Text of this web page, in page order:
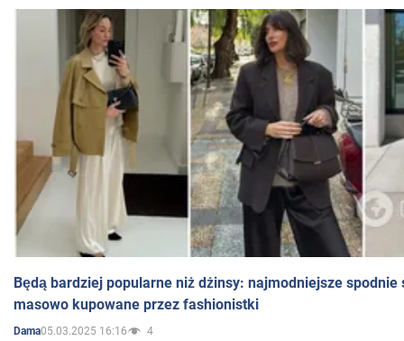
Będą bardziej popularne niż dżinsy: najmodniejsze spodnie
masowo kupowane przez fashionistki
Dama05.03.2025 16:16 4